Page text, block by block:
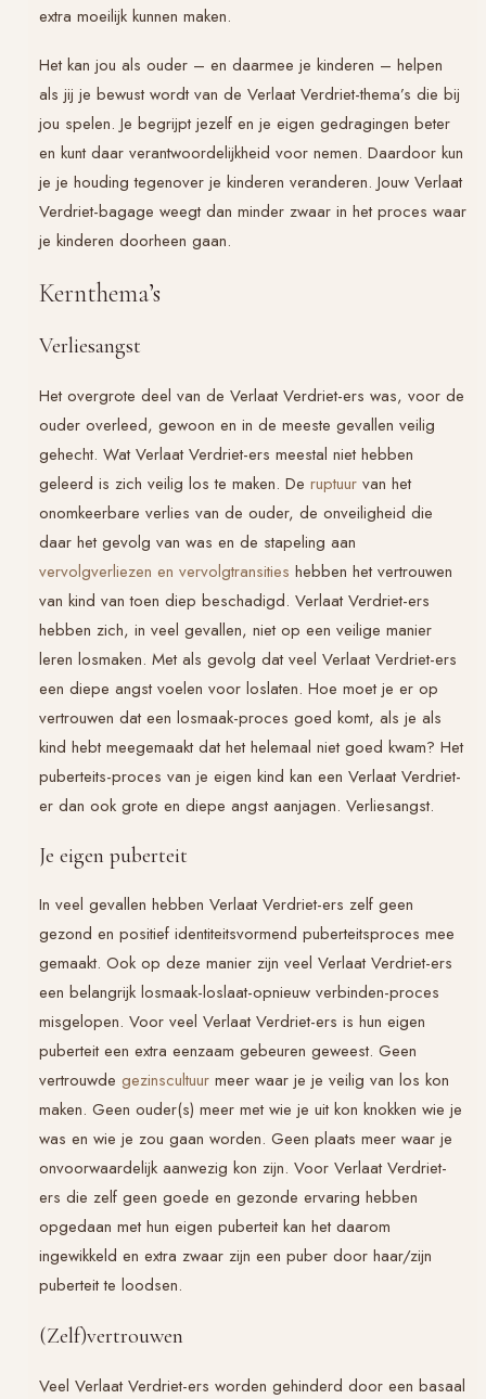
extra moeilijk kunnen maken.
Het kan jou als ouder – en daarmee je kinderen – helpen
als jij je bewust wordt van de Verlaat Verdriet-thema’s die bij
jou spelen. Je begrijpt jezelf en je eigen gedragingen beter
en kunt daar verantwoordelijkheid voor nemen. Daardoor kun
je je houding tegenover je kinderen veranderen. Jouw Verlaat
Verdriet-bagage weegt dan minder zwaar in het proces waar
je kinderen doorheen gaan.
Kernthema’s
Verliesangst
Het overgrote deel van de Verlaat Verdriet-ers was, voor de
ouder overleed, gewoon en in de meeste gevallen veilig
gehecht. WatVerlaat Verdriet-ers meestal niet hebben
geleerd is zich veilig los te maken. De ruptuur van het
onomkeerbare verlies van de ouder, de onveiligheid die
daar het gevolg van was en de stapeling aan
vervolgverliezen en vervolgtransities hebben het vertrouwen
van kind van toen diep beschadigd. Verlaat Verdriet-ers
hebben zich, in veel gevallen, niet op een veilige manier
leren losmaken. Met als gevolg dat veel Verlaat Verdriet-ers
een diepe angst voelen voor loslaten. Hoe moet je er op
vertrouwen dat een losmaak-proces goed komt, als je als
kind hebt meegemaakt dat het helemaal niet goed kwam? Het
puberteits-proces van je eigen kind kan een Verlaat Verdriet-
er dan ook grote en diepe angst aanjagen. Verliesangst.
Je eigen puberteit
In veel gevallen hebben Verlaat Verdriet-ers zelf geen
gezond en positief identiteitsvormend puberteitsproces mee
gemaakt. Ook op deze manier zijn veel Verlaat Verdriet-ers
een belangrijk losmaak-loslaat-opnieuw verbinden-proces
misgelopen. Voor veel Verlaat Verdriet-ers is hun eigen
puberteit een extra eenzaam gebeuren geweest. Geen
vertrouwde gezinscultuur meer waar je je veilig van los kon
maken. Geen ouder(s) meer met wie je uit kon knokken wie je
was en wie je zou gaan worden. Geen plaats meer waar je
onvoorwaardelijk aanwezig kon zijn. Voor Verlaat Verdriet-
ers die zelf geen goede en gezonde ervaring hebben
opgedaan met hun eigen puberteit kan het daarom
ingewikkeld en extra zwaar zijn een puber door haar/zijn
puberteit te loodsen.
(Zelf)vertrouwen
Veel Verlaat Verdriet-ers worden gehinderd door een basaal